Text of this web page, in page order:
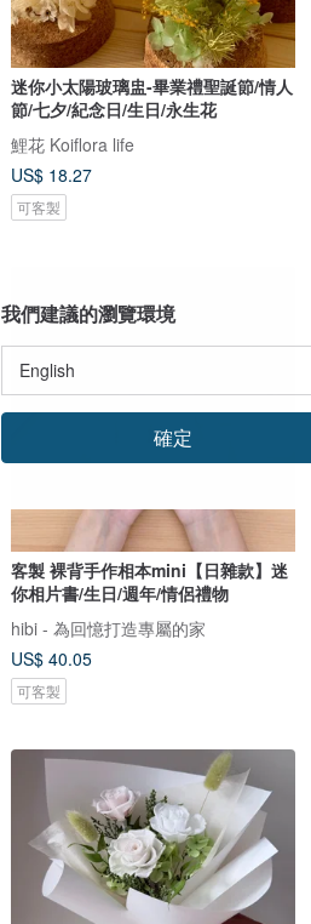
迷你小太陽玻璃盅-畢業禮聖誕節/情人
節/七夕/紀念日/生日/永生花
鯉花 Koiflora life
US$ 18.27
可客製
客製 裸背手作相本mini【日雜款】迷
你相片書/生日/週年/情侶禮物
hibi - 為回憶打造專屬的家
US$ 40.05
可客製
我們建議的瀏覽環境
確定